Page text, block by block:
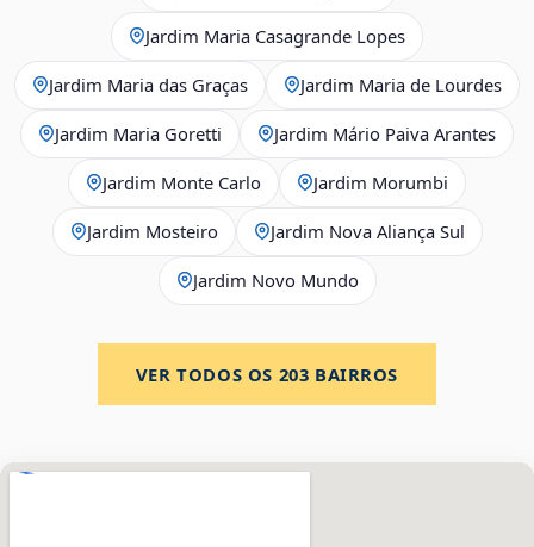
Jardim Maria Casagrande Lopes
Jardim Maria das Graças Jardim Maria de Lourdes
Jardim Maria Goretti Jardim Mário Paiva Arantes
Jardim Monte Carlo Jardim Morumbi
Jardim Mosteiro Jardim Nova Aliança Sul
Jardim Novo Mundo
VER TODOS OS 203 BAIRROS